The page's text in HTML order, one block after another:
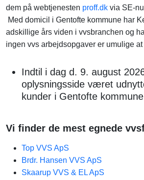
dem på webtjenesten proff.dk via SE-
Med domicil i Gentofte kommune har
adskillige års viden i vvsbranchen og
ingen vvs arbejdsopgaver er umulige
Indtil i dag d. 9. august
oplysningsside været
kunder i Gentofte
Vi finder de mest egnede
Top VVS ApS
Brdr. Hansen VVS ApS
Skaarup VVS & EL ApS